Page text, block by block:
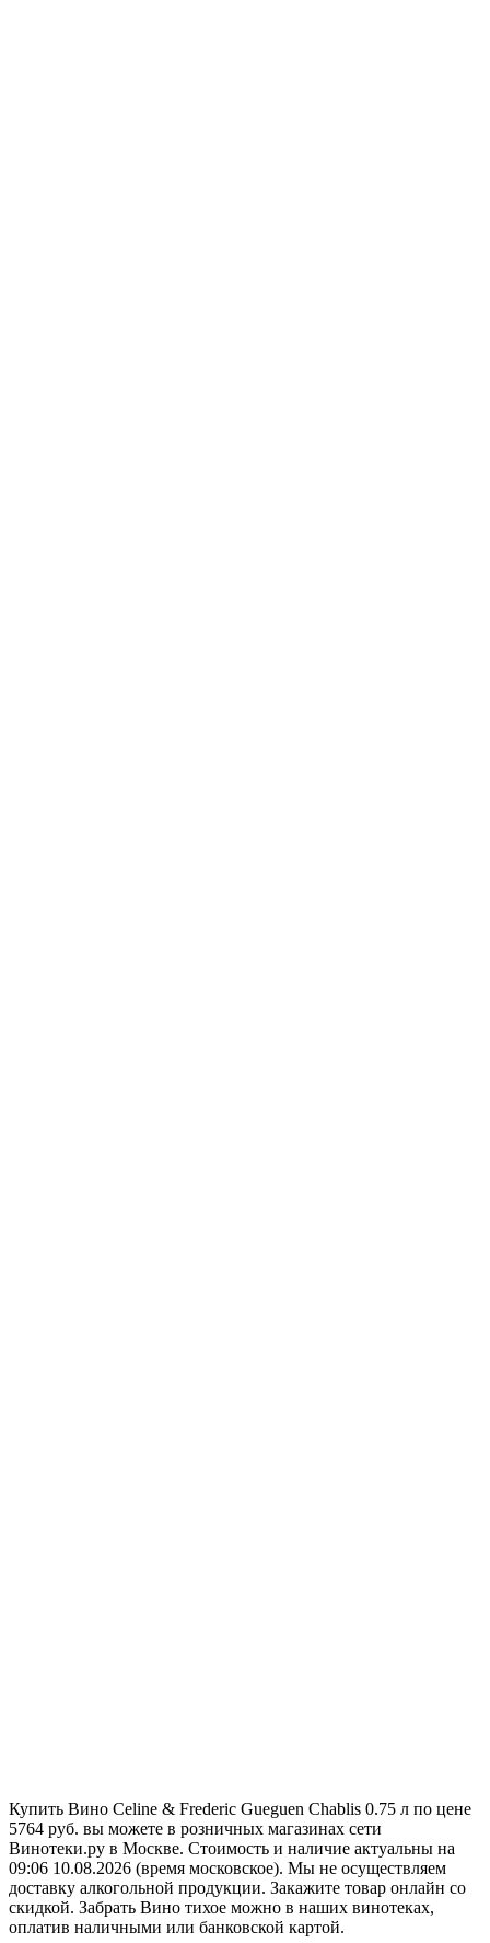
Купить Вино Celine & Frederic Gueguen Chablis 0.75 л по цене
5764 руб. вы можете в розничных магазинах сети
Винотеки.ру в Москве. Стоимость и наличие актуальны на
09:06 10.08.2026 (время московское). Мы не осуществляем
доставку алкогольной продукции. Закажите товар онлайн со
скидкой. Забрать Вино тихое можно в наших винотеках,
оплатив наличными или банковской картой.